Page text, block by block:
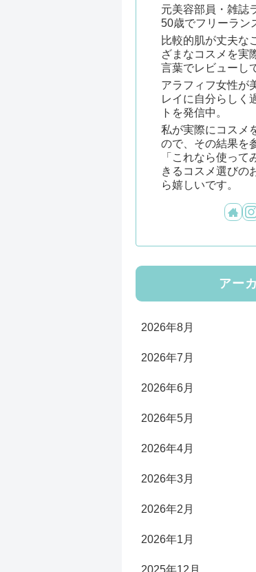
元美容部員・雑誌
50歳でフリーラン
比較的肌が丈夫な
ざまなコスメを実
言葉でレビューし
アラフィフ女性が
レイに自分らしく
トを発信中。
私が実際にコスメ
ので、その結果を
「これなら使って
きるコスメ選びの
ら嬉しいです。
アー
2026年8月
2026年7月
2026年6月
2026年5月
2026年4月
2026年3月
2026年2月
2026年1月